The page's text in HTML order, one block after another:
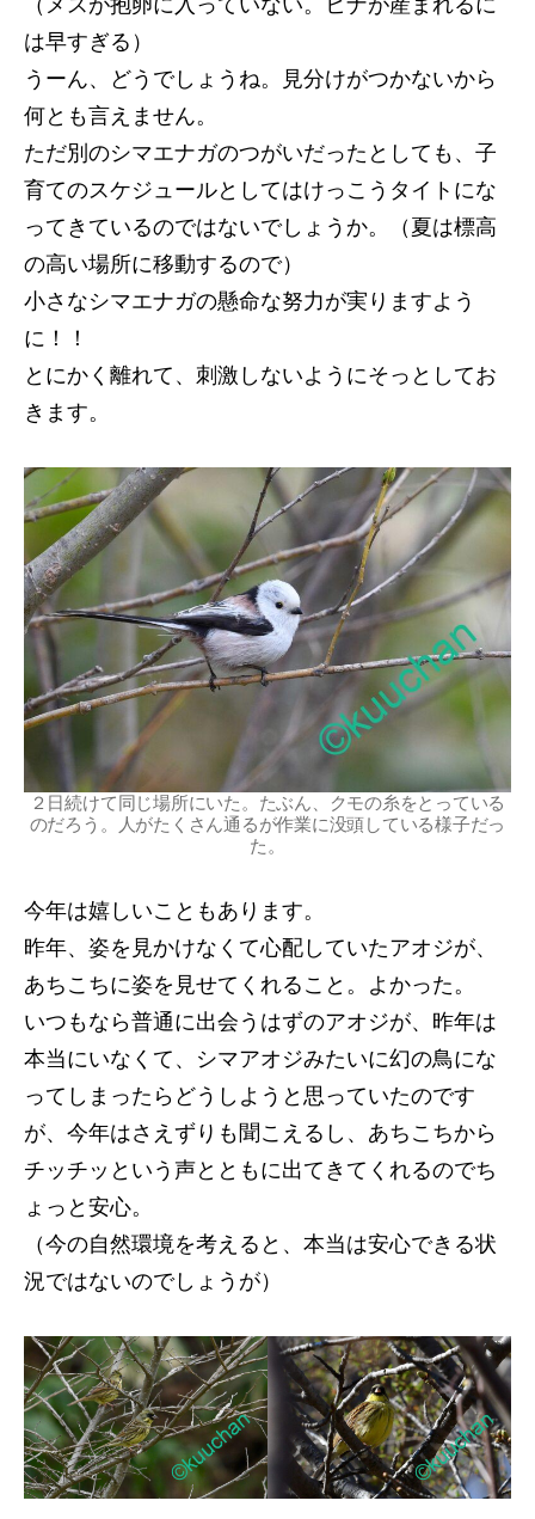
（メスが抱卵に入っていない。ヒナが産まれるに
は早すぎる）
うーん、どうでしょうね。見分けがつかないから
何とも言えません。
ただ別のシマエナガのつがいだったとしても、子
育てのスケジュールとしてはけっこうタイトにな
ってきているのではないでしょうか。（夏は標高
の高い場所に移動するので）
小さなシマエナガの懸命な努力が実りますよう
に！！
とにかく離れて、刺激しないようにそっとしてお
きます。
２日続けて同じ場所にいた。たぶん、クモの糸をとっている
のだろう。人がたくさん通るが作業に没頭している様子だっ
た。
今年は嬉しいこともあります。
昨年、姿を見かけなくて心配していたアオジが、
あちこちに姿を見せてくれること。よかった。
いつもなら普通に出会うはずのアオジが、昨年は
本当にいなくて、シマアオジみたいに幻の鳥にな
ってしまったらどうしようと思っていたのです
が、今年はさえずりも聞こえるし、あちこちから
チッチッという声とともに出てきてくれるのでち
ょっと安心。
（今の自然環境を考えると、本当は安心できる状
況ではないのでしょうが）